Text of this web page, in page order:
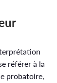
référer à la
probatoire,